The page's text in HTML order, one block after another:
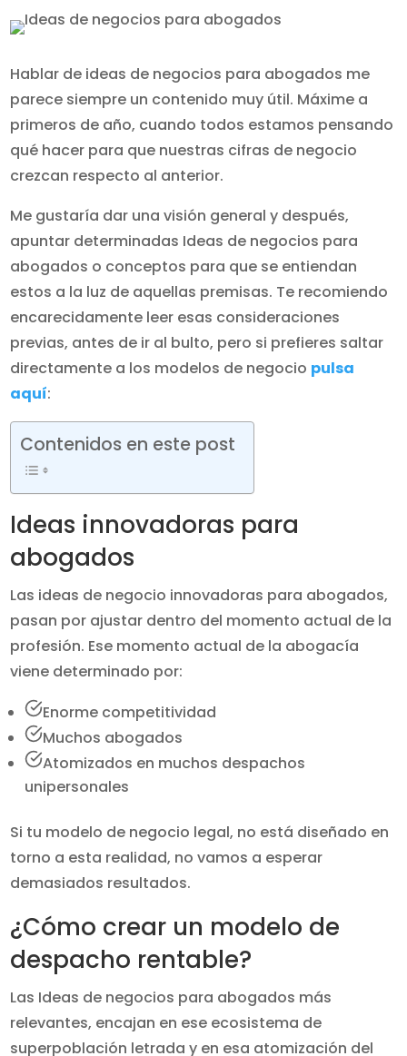
Hablar de ideas de negocios para abogados me
parece siempre un contenido muy útil. Máxime a
primeros de año, cuando todos estamos pensando
qué hacer para que nuestras cifras de negocio
crezcan respecto al anterior.
Me gustaría dar una visión general y después,
apuntar determinadas Ideas de negocios para
abogados o conceptos para que se entiendan
estos a la luz de aquellas premisas. Te recomiendo
encarecidamente leer esas consideraciones
previas, antes de ir al bulto, pero si prefieres saltar
directamente a los modelos de negocio pulsa
aquí:
Contenidos en este post
Ideas innovadoras para
abogados
Las ideas de negocio innovadoras para abogados,
pasan por ajustar dentro del momento actual de la
profesión. Ese momento actual de la abogacía
viene determinado por:
Enorme competitividad
Muchos abogados
Atomizados en muchos despachos
unipersonales
Si tu modelo de negocio legal, no está diseñado en
torno a esta realidad, no vamos a esperar
demasiados resultados.
¿Cómo crear un modelo de
despacho rentable?
Las Ideas de negocios para abogados más
relevantes, encajan en ese ecosistema de
superpoblación letrada y en esa atomización del